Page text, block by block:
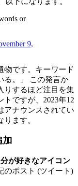
or
9,
物です。キーワード
る。」 この発言か
りするほど注目を集
ですが、2023年12
アナウンスされてい
ます。
加
分が好きなアイコン
のポスト (ツイート)